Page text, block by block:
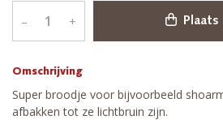
Omschrijving
Super broodje voor bijvoorbeeld
afbakken tot ze lichtbruin zijn.
– +